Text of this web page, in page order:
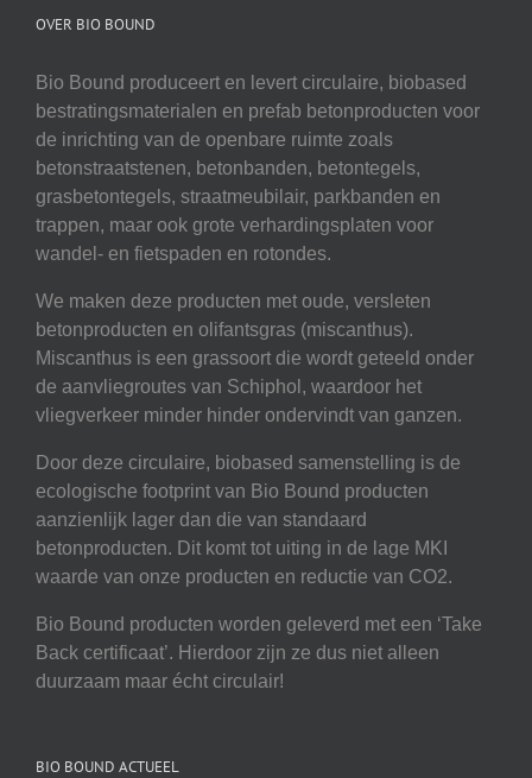
OVER BIO BOUND
Bio Bound produceert en levert circulaire, biobased
bestratingsmaterialen en prefab betonproducten voor
de inrichting van de openbare ruimte zoals
betonstraatstenen, betonbanden, betontegels,
grasbetontegels, straatmeubilair, parkbanden en
trappen, maar ook grote verhardingsplaten voor
wandel- en fietspaden en rotondes.
We maken deze producten met oude, versleten
betonproducten en olifantsgras (miscanthus).
Miscanthus is een grassoort die wordt geteeld onder
de aanvliegroutes van Schiphol, waardoor het
vliegverkeer minder hinder ondervindt van ganzen.
Door deze circulaire, biobased samenstelling is de
ecologische footprint van Bio Bound producten
aanzienlijk lager dan die van standaard
betonproducten. Dit komt tot uiting in de lage MKI
waarde van onze producten en reductie van CO2.
Bio Bound producten worden geleverd met een ‘Take
Back certificaat’. Hierdoor zijn ze dus niet alleen
duurzaam maar écht circulair!
BIO BOUND ACTUEEL